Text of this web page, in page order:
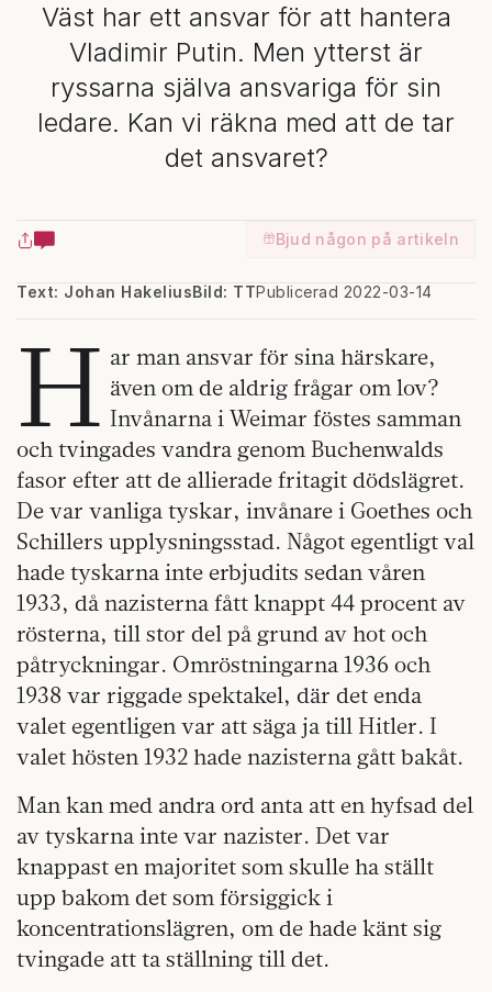
Väst har ett ansvar för att hantera
Vladimir Putin. Men ytterst är
ryssarna själva ansvariga för sin
ledare. Kan vi räkna med att de tar
det ansvaret?
Bjud någon på artikeln
Text: Johan Hakelius Publicerad 2022-03-14
Bild: TT
H ar man ansvar för sina härskare,
även om de aldrig frågar om lov?
Invånarna i Weimar föstes samman
och tvingades vandra genom Buchenwalds
fasor efter att de allierade fritagit dödslägret.
De var vanliga tyskar, invånare i Goethes och
Schillers upplysningsstad. Något egentligt val
hade tyskarna inte erbjudits sedan våren
1933, då nazisterna fått knappt 44 procent av
rösterna, till stor del på grund av hot och
påtryckningar. Omröstningarna 1936 och
1938 var riggade spektakel, där det enda
valet egentligen var att säga ja till Hitler. I
valet hösten 1932 hade nazisterna gått bakåt.
Man kan med andra ord anta att en hyfsad del
av tyskarna inte var nazister. Det var
knappast en majoritet som skulle ha ställt
upp bakom det som försiggick i
koncentrationslägren, om de hade känt sig
tvingade att ta ställning till det.